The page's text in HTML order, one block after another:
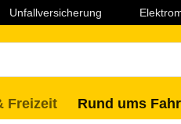
Unfallversicherung
Freizeit Rund ums